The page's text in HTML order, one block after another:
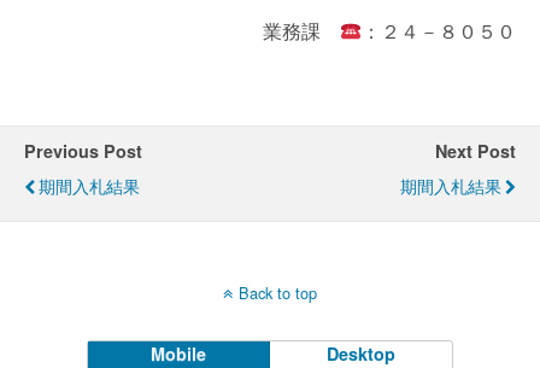
業務課
：２４－８０５０
Previous Post
期間入札結果
Next Post
期間入札結果
Back to top
Mobile Desktop